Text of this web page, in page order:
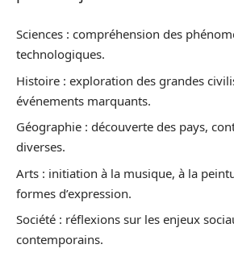
Sciences : compréhension des
technologiques.
Histoire : exploration des grandes
événements marquants.
Géographie : découverte des pays,
diverses.
Arts : initiation à la musique, à la
formes d’expression.
Société : réflexions sur les enjeux
contemporains.